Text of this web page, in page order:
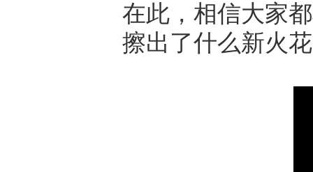
在此，相信大家
擦出了什么新火